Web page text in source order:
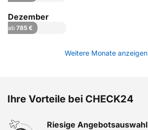
Dezember
ab785 €
Weitere Monate anzeigen
Ihre Vorteile bei CHECK24
Riesige Angebotsauswahl